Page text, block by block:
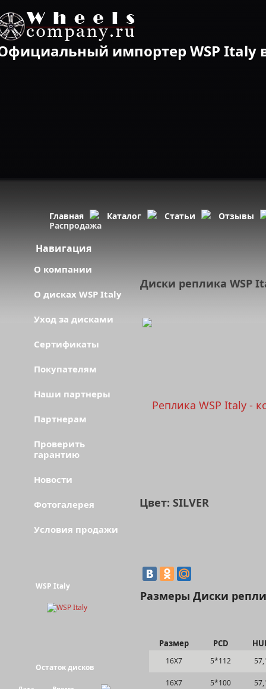
импортер WSP Italy
Главная Каталог Статьи
Отзывы
Распродажа
Диски реплика WSP
Цвет: SILVER
Размеры Диски
Размер PCD
16Х7 5*112
16Х7 5*100
Навигация
О компании
О дисках WSP Italy
Уход за дисками
Сертификаты
Покупателям
Наши партнеры
Партнерам
Проверить
гарантию
Новости
Фотогалерея
Условия продажи
WSP Italy
Остаток дисков